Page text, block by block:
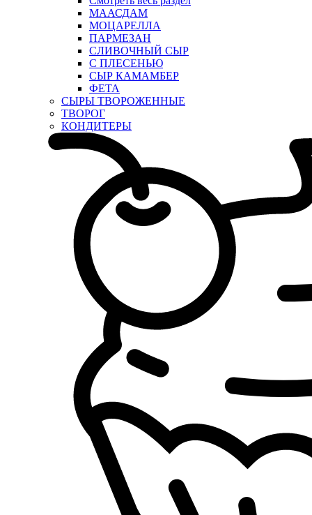
МААСДАМ
МОЦАРЕЛЛА
ПАРМЕЗАН
СЛИВОЧНЫЙ СЫР
С ПЛЕСЕНЬЮ
СЫР КАМАМБЕР
ФЕТА
СЫРЫ ТВОРОЖЕННЫЕ
ТВОРОГ
КОНДИТЕРЫ